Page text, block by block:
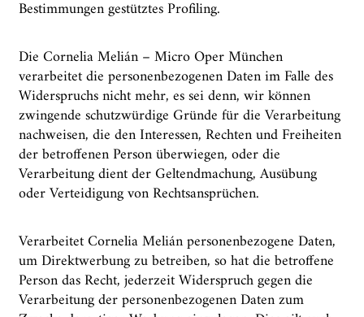
Bestimmungen gestütztes Profiling.
Die Cornelia Melián – Micro Oper München
verarbeitet die personenbezogenen Daten im Falle des
Widerspruchs nicht mehr, es sei denn, wir können
zwingende schutzwürdige Gründe für die Verarbeitung
nachweisen, die den Interessen, Rechten und Freiheiten
der betroffenen Person überwiegen, oder die
Verarbeitung dient der Geltendmachung, Ausübung
oder Verteidigung von Rechtsansprüchen.
Verarbeitet Cornelia Melián personenbezogene Daten,
um Direktwerbung zu betreiben, so hat die betroffene
Person das Recht, jederzeit Widerspruch gegen die
Verarbeitung der personenbezogenen Daten zum